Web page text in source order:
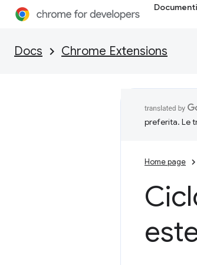
Documenti
Docs Chrome Extensions
preferita. Le
Home page